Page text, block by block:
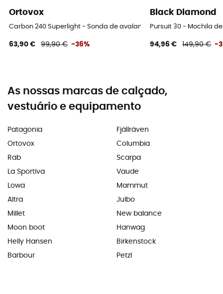
Ortovox
Carbon 240 Superlight - Sonda de avalanche
63,90 € 99,90 € -36%
Black Diamond
Pursuit 30 - Mochila
94,96 € 149,90 € -
As nossas marcas de calçado,
vestuário e equipamento
Patagonia
Ortovox
Rab
La Sportiva
Lowa
Altra
Millet
Moon boot
Helly Hansen
Barbour
Fjällräven
Columbia
Scarpa
Vaude
Mammut
Julbo
New balance
Hanwag
Birkenstock
Petzl